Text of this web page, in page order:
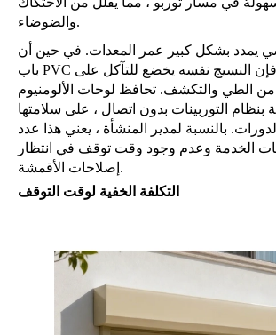
والضوضاء.
يمدد بشكل كبير عمر المعدات. في حين أن
باب PVC القياسي متين ، فإن النسيج نفسه يخضع للتآكل على
الطي والتكشف. تحافظ لوحات الألومنيوم
بنظام التوربينات بدون اتصال ، على سلامتها
الدورات. بالنسبة لمدير المنشأة ، يعني هذا عدد
الخدمة وعدم وجود وقت توقف في انتظار
إصلاحات الأقمشة.
التكلفة الخفية لوقت التوقف